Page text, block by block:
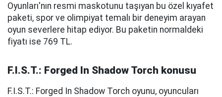
Oyunları'nın resmi maskotunu taşıyan bu özel kıyafet
paketi, spor ve olimpiyat temalı bir deneyim arayan
oyun severlere hitap ediyor. Bu paketin normaldeki
fiyatı ise 769 TL.
F.I.S.T.: Forged In Shadow Torch konusu
F.I.S.T.: Forged In Shadow Torch oyunu, oyuncuları